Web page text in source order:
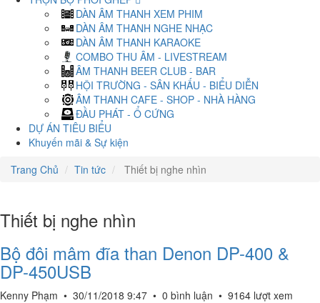
DÀN ÂM THANH XEM PHIM
DÀN ÂM THANH NGHE NHẠC
DÀN ÂM THANH KARAOKE
COMBO THU ÂM - LIVESTREAM
ÂM THANH BEER CLUB - BAR
HỘI TRƯỜNG - SÂN KHẤU - BIỂU DIỄN
ÂM THANH CAFE - SHOP - NHÀ HÀNG
ĐẦU PHÁT - Ổ CỨNG
DỰ ÁN TIÊU BIỂU
Khuyến mãi & Sự kiện
Trang Chủ
Tin tức Thiết bị nghe nhìn
Thiết bị nghe nhìn
Bộ đôi mâm đĩa than Denon DP-400 &
DP-450USB
Kenny Phạm • 30/11/2018 9:47 • 0 bình luận • 9164 lượt xem